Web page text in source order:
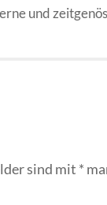
und
sind mit *